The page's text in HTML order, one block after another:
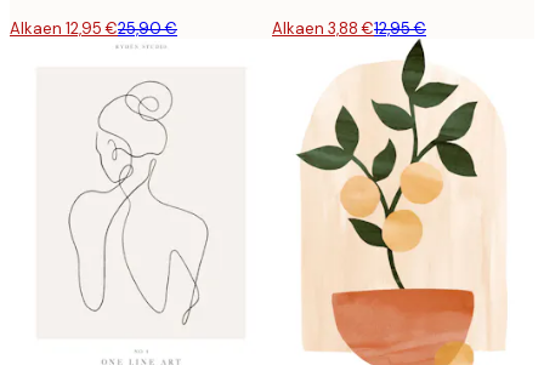
Alkaen 12,95 €25,90 € Alkaen 3,88 €12,95 €